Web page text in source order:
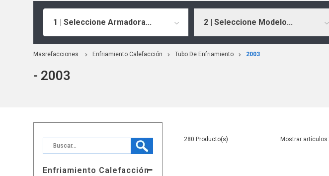
1 | Seleccione Armadora... 2 | Seleccione Modelo...
Masrefacciones Enfriamiento Calefacción Tubo De Enfriamiento 2003
- 2003
Enfriamiento Calefacción
280 Mostrar artículos: